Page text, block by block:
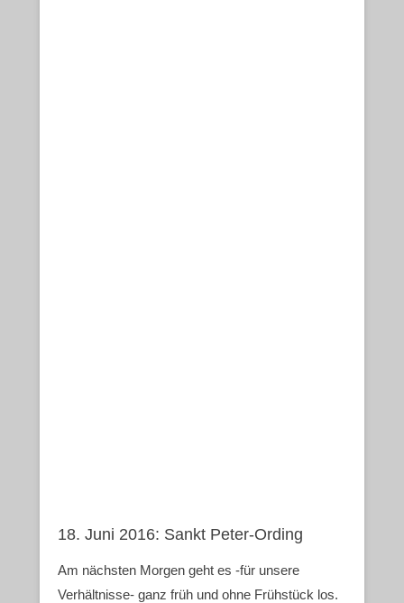
18. Juni 2016: Sankt Peter-Ording
Am nächsten Morgen geht es -für unsere
Verhältnisse- ganz früh und ohne Frühstück los.